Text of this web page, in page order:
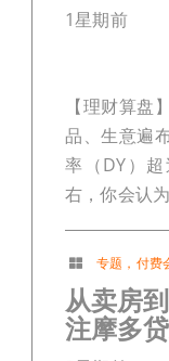
1星期前
【理财算盘
品、生意遍
率（DY）
右，你会认
专题 ， 付费
从卖房
注摩多